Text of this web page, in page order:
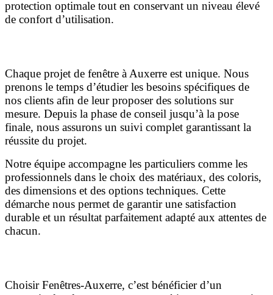
protection optimale tout en conservant un niveau élevé
de confort d’utilisation.
Chaque projet de fenêtre à Auxerre est unique. Nous
prenons le temps d’étudier les besoins spécifiques de
nos clients afin de leur proposer des solutions sur
mesure. Depuis la phase de conseil jusqu’à la pose
finale, nous assurons un suivi complet garantissant la
réussite du projet.
Notre équipe accompagne les particuliers comme les
professionnels dans le choix des matériaux, des coloris,
des dimensions et des options techniques. Cette
démarche nous permet de garantir une satisfaction
durable et un résultat parfaitement adapté aux attentes de
chacun.
Choisir Fenêtres-Auxerre, c’est bénéficier d’un